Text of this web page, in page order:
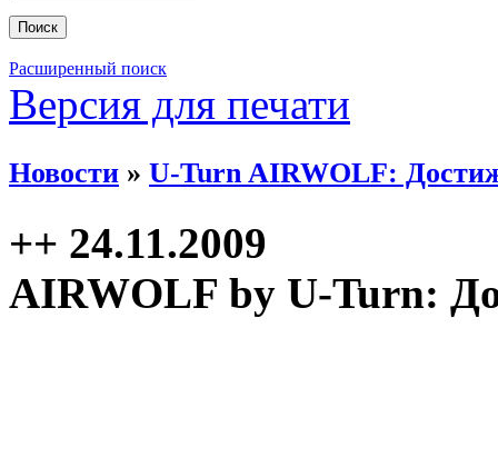
Расширенный поиск
Версия для печати
Новости » U-Turn AIRWOLF:
++ 24.11.2009
AIRWOLF by U-Turn: